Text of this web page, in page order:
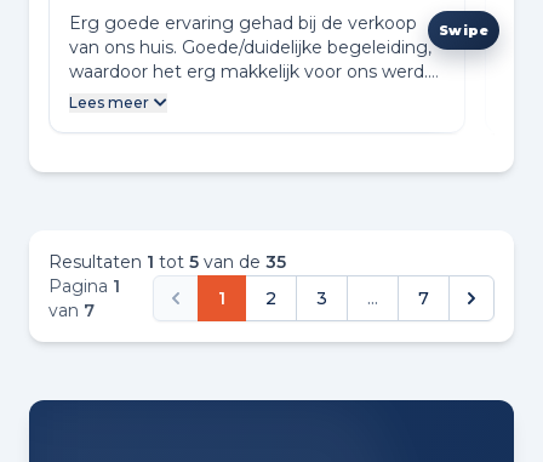
Erg goede ervaring gehad bij de verkoop
van ons huis. Goede/duidelijke begeleiding,
waardoor het erg makkelijk voor ons werd.
Duidelijk een ervaren team die weten waar
Lees meer
Resultaten 1 tot 5 van de 35
Pagina 1
van 7
1 2 3 ... 7